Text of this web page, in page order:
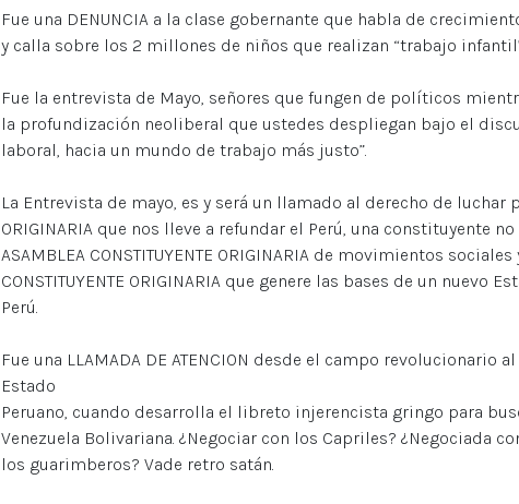
Fue una DENUNCIA a la clase gobernante que habla de
y calla sobre los 2 millones de niños que realizan “trabajo
Fue la entrevista de Mayo, señores que fungen de políticos
la profundización neoliberal que ustedes despliegan bajo el
laboral, hacia un mundo de trabajo más justo”.
La Entrevista de mayo, es y será un llamado al derecho de luchar
ORIGINARIA que nos lleve a refundar el Perú, una constituyente
ASAMBLEA CONSTITUYENTE ORIGINARIA de movimientos
CONSTITUYENTE ORIGINARIA que genere las bases de un nuevo
Perú.
Fue una LLAMADA DE ATENCION desde el campo revolucionario
Estado
Peruano, cuando desarrolla el libreto injerencista gringo para
Venezuela Bolivariana. ¿Negociar con los Capriles? ¿Negociada
los guarimberos? Vade retro satán.